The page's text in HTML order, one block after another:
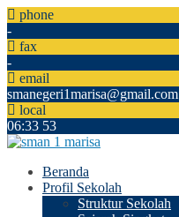
phone
-
fax
-
email
smanegeri1marisa@gmail.com
local
06:33 54
Beranda
Profil Sekolah
Struktur Sekolah